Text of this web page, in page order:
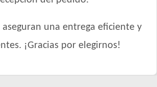
Cat Sterilised / Healthy Weight
aseguran una entrega eficiente y
¡Gracias por elegirnos!